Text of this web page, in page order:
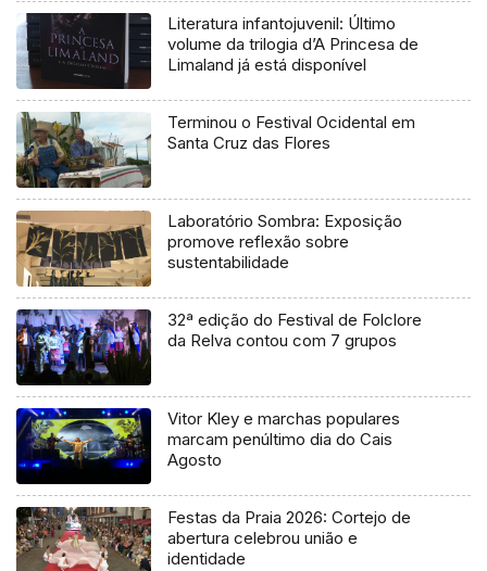
Literatura infantojuvenil: Último
volume da trilogia d’A Princesa de
Limaland já está disponível
Terminou o Festival Ocidental em
Santa Cruz das Flores
Laboratório Sombra: Exposição
promove reflexão sobre
sustentabilidade
32ª edição do Festival de Folclore
da Relva contou com 7 grupos
Vitor Kley e marchas populares
marcam penúltimo dia do Cais
Agosto
Festas da Praia 2026: Cortejo de
abertura celebrou união e
identidade